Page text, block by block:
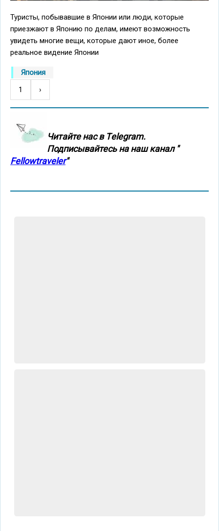
Туристы, побывавшие в Японии или люди, которые
приезжают в Японию по делам, имеют возможность
увидеть многие вещи, которые дают иное, более
реальное видение Японии
Япония
Нумерация
страниц
1
Следующая
страница
›
Читайте нас в Тelegram.
Подписывайтесь на наш канал "
Fellowtraveler"